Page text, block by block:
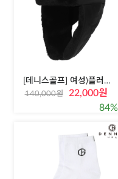
[데니스골프] 여성)플러피 이어캡 윈터햇
140,000원
22,000원
84%